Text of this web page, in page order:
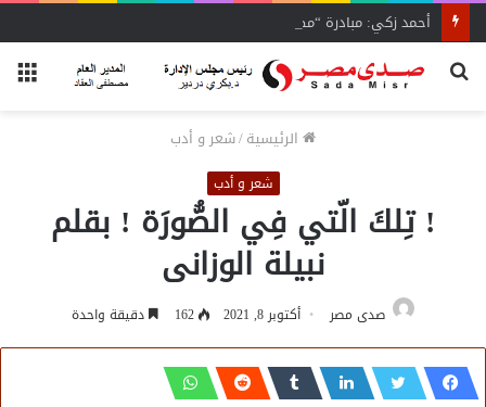
أحمد زكي: مبادرة “مصر تنطلق بالتصدير”
بحث
الرئيسية/شعر و أدب
شعر و أدب
! تِلكَ الّتي فِي الصُّورَة ! بقلم
نبيلة الوزانى
صدى مصر أكتوبر 8, 2021 162 دقيقة واحدة